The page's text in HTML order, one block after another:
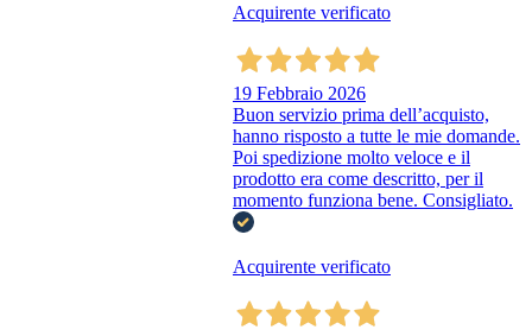
Acquirente verificato
19 Febbraio 2026
Buon servizio prima dell’acquisto,
hanno risposto a tutte le mie domande.
Poi spedizione molto veloce e il
prodotto era come descritto, per il
momento funziona bene. Consigliato.
Acquirente verificato